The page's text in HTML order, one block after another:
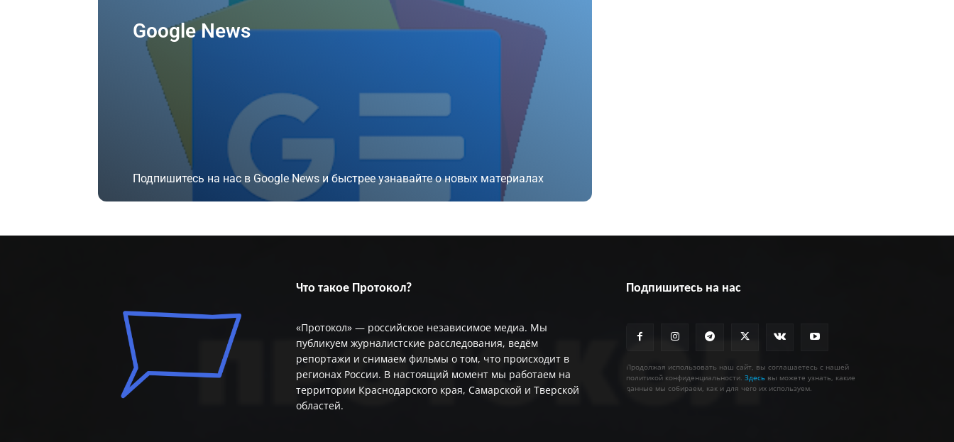
Google News
Подпишитесь на нас в Google News и быстрее узнавайте о новых материалах
Что такое Протокол?
«Протокол» — российское независимое медиа. Мы
публикуем журналистские расследования, ведём
репортажи и снимаем фильмы о том, что происходит в
регионах России. В настоящий момент мы работаем на
территории Краснодарского края, Самарской и Тверской
областей.
Подпишитесь на нас
Продолжая использовать наш сайт, вы соглашаетесь с нашей
политикой конфиденциальности. Здесь вы можете узнать, какие
данные мы собираем, как и для чего их используем.